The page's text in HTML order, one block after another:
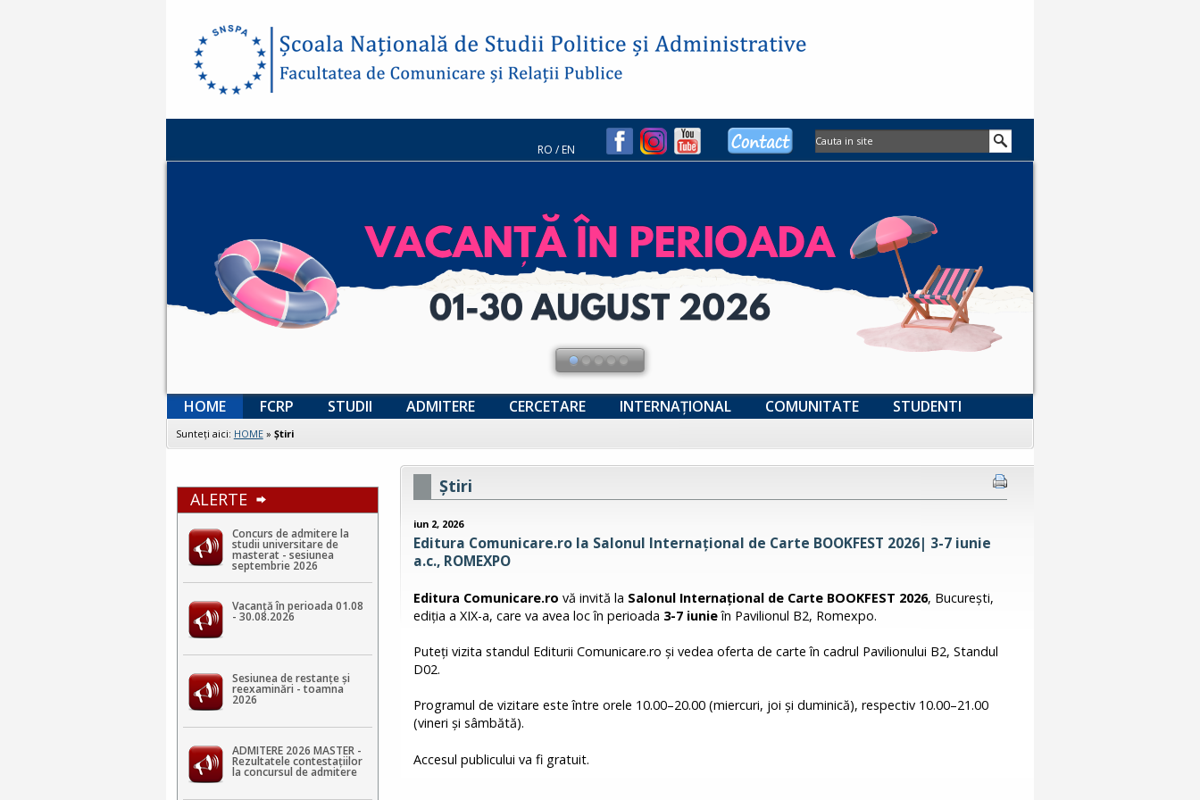
RO /EN
HOME FCRP STUDII ADMITERE CERCETARE INTERNAȚIONAL COMUNITATE STUDENTI
Sunteţi aici: HOME» Ştiri
ALERTE
Concurs de admitere la
studii universitare de
masterat - sesiunea
septembrie 2026
Vacanță în perioada 01.08
- 30.08.2026
Sesiunea de restanțe și
reexaminări - toamna
2026
ADMITERE 2026 MASTER -
Rezultatele contestaţiilor
la concursul de admitere
Ştiri
iun 2, 2026
Editura Comunicare.ro la Salonul Internațional de Carte BOOKFEST 2026| 3-7 iunie
a.c., ROMEXPO
Editura Comunicare.ro vă invită la Salonul Internațional de Carte BOOKFEST 2026, București,
ediţia a XIX-a, care va avea loc în perioada 3-7 iunieîn Pavilionul B2, Romexpo.
Puteţi vizita standul Editurii Comunicare.ro şi vedea oferta de carte în cadrul Pavilionului B2, Standul
D02.
Programul de vizitare este între orele 10.00–20.00 (miercuri, joi și duminică), respectiv 10.00–21.00
(vineri și sâmbătă).
Accesul publicului va fi gratuit.